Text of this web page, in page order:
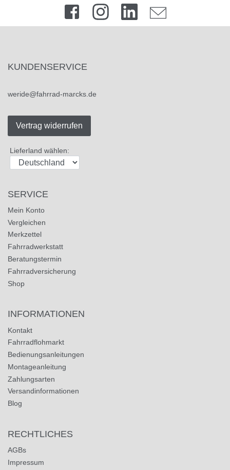
KUNDENSERVICE
weride@fahrrad-marcks.de
Vertrag widerrufen
Lieferland wählen:
SERVICE
Mein Konto
Vergleichen
Merkzettel
Fahrradwerkstatt
Beratungstermin
Fahrradversicherung
Shop
INFORMATIONEN
Kontakt
Fahrradflohmarkt
Bedienungsanleitungen
Montageanleitung
Zahlungsarten
Versandinformationen
Blog
RECHTLICHES
AGBs
Impressum